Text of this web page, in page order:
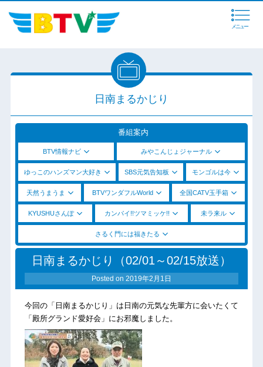
メニュー
日南まるかじり
番組案内
BTV情報ナビ みやこんじょジャーナル
ゆっこのハンズマン大好き SBS元気告知板 モンゴルは今
天然うまうま BTVワンダフルWorld 全国CATV玉手箱
KYUSHUさんぽ カンパイ!!ツマミッケ!! 未ラ来ル
さるく門には福きたる
日南まるかじり（02/01～02/15放送）
Posted on 2019年2月1日
今回の「日南まるかじり」は日南の元気な先輩方に会いたくて
「殿所グランド愛好会」にお邪魔しました。